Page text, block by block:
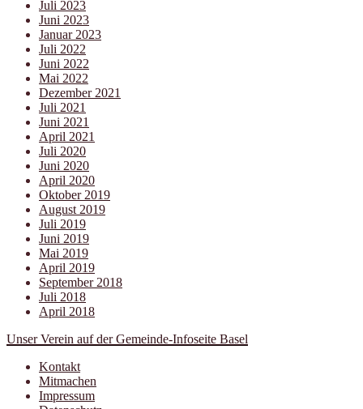
Juli 2023
Juni 2023
Januar 2023
Juli 2022
Juni 2022
Mai 2022
Dezember 2021
Juli 2021
Juni 2021
April 2021
Juli 2020
Juni 2020
April 2020
Oktober 2019
August 2019
Juli 2019
Juni 2019
Mai 2019
April 2019
September 2018
Juli 2018
April 2018
Unser Verein auf der Gemeinde-Infoseite Basel
Kontakt
Mitmachen
Impressum